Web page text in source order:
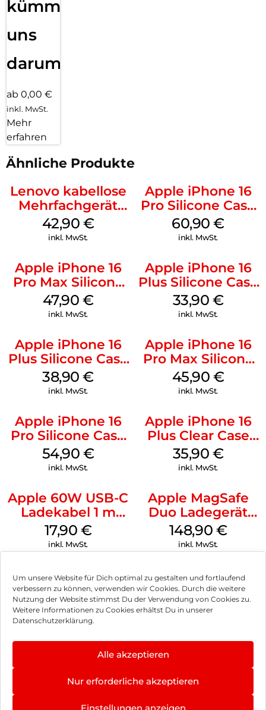
Um unsere Website für Dich optimal zu gestalten und fortlaufend
verbessern zu können, verwenden wir Cookies. Durch die weitere
Nutzung der Website stimmst Du der Verwendung von Cookies zu.
Weitere Informationen zu Cookies erhältst Du in unserer
Datenschutzerklärung.
Alle akzeptieren
Nur erforderliche akzeptieren
Einstellungen anzeigen
kümmern
uns
darum!
ab 0,00 €
inkl. MwSt.
Mehr
erfahren
Ähnliche Produkte
Lenovo kabellose
Mehrfachgerät
Luna Grey
42,90 €
inkl. MwSt.
Apple iPhone 16
Pro Silicone Case
MagSafe Stone
Gray
60,90€
inkl. MwSt.
Apple iPhone 16
Pro Max Silicone
Case MagSafe
Black
47,90 €
inkl. MwSt.
Apple iPhone 16
Plus Silicone Case
MagSafe Lake
Green
33,90 €
inkl. MwSt.
Apple iPhone 16
Plus Silicone Case
MagSafe Denim
38,90€
inkl. MwSt.
Apple iPhone 16
Pro Max Silicone
Case MagSafe
Ultramarine
45,90 €
inkl. MwSt.
Apple iPhone 16
Pro Silicone Case
MagSafe Black
54,90 €
inkl. MwSt.
Apple iPhone 16
Plus Clear Case
MagSafe
Transparent
35,90 €
inkl. MwSt.
Apple 60W USB-C
Ladekabel 1 m
Weiß
17,90 €
inkl. MwSt.
Apple MagSafe
Duo Ladegerät
Weiß
148,90 €
inkl. MwSt.
Impressum
Hinweis zur Batterieentsorgung